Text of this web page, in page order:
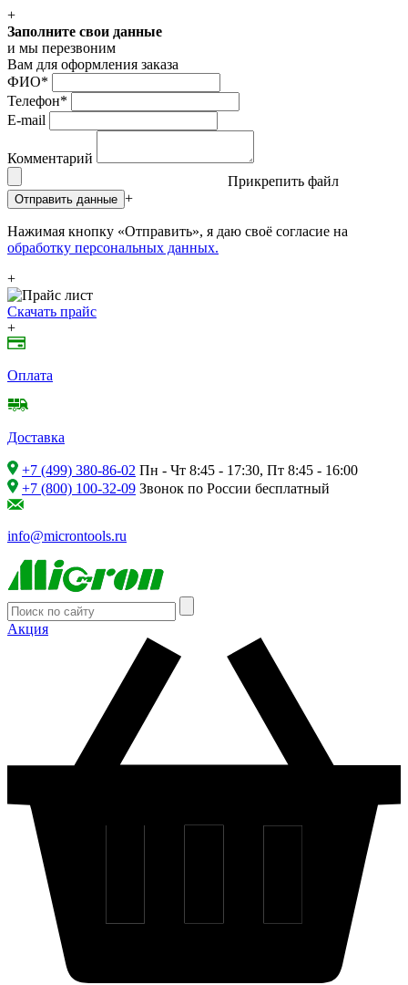
+
Заполните свои данные
и мы перезвоним
Вам для оформления заказа
ФИО*
Телефон*
E-mail
Комментарий
Прикрепить файл
Отправить данные +
Нажимая кнопку «Отправить», я даю своё согласие на
обработку персональных данных.
+
Скачать прайс
+
Оплата
Доставка
+7 (499) 380-86-02 Пн - Чт 8:45 - 17:30, Пт 8:45 - 16:00
+7 (800) 100-32-09 Звонок по России бесплатный
info@microntools.ru
Акция